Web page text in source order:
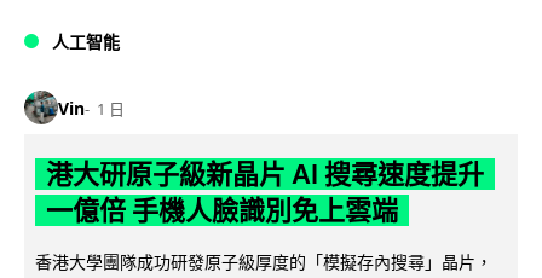
人工智能
Vin 1 日
港大研原子級新晶片 AI 搜尋速度提升
一億倍 手機人臉識別免上雲端
香港大學團隊成功研發原子級厚度的「模擬存內搜尋」晶片，